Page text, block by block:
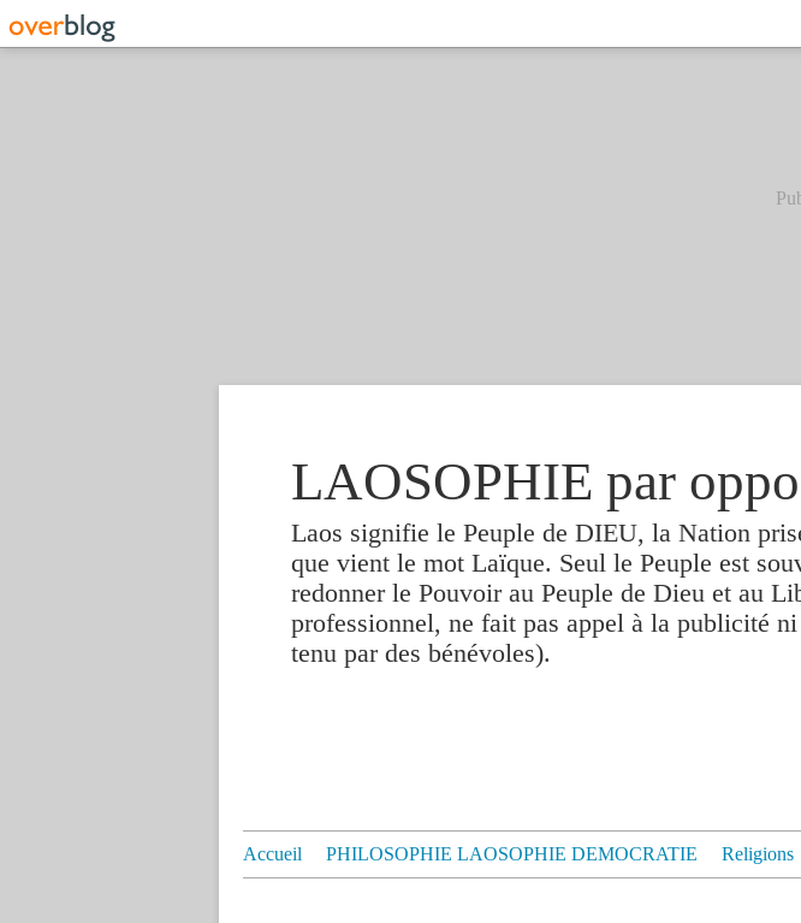
LAOSOPHIE par
Laos signifie le Peuple de DIEU, la Nation
que vient le mot Laïque. Seul le Peuple est
redonner le Pouvoir au Peuple de Dieu et au
professionnel, ne fait pas appel à la publicité
tenu par des bénévoles).
Accueil PHILOSOPHIE LAOSOPHIE DEMOCRATIE Religions